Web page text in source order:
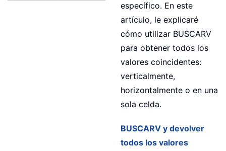
específico. En este
artículo, le explicaré
cómo utilizar BUSCARV
para obtener todos los
valores coincidentes:
verticalmente,
horizontalmente o en una
sola celda.
BUSCARV y devolver
todos los valores